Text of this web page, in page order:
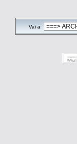
Vai a: